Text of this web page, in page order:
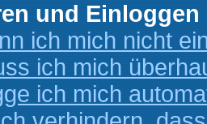
und Einloggen
ich mich nicht
ich mich
ich mich